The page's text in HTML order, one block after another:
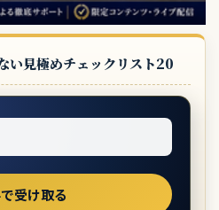
い見極めチェックリスト20